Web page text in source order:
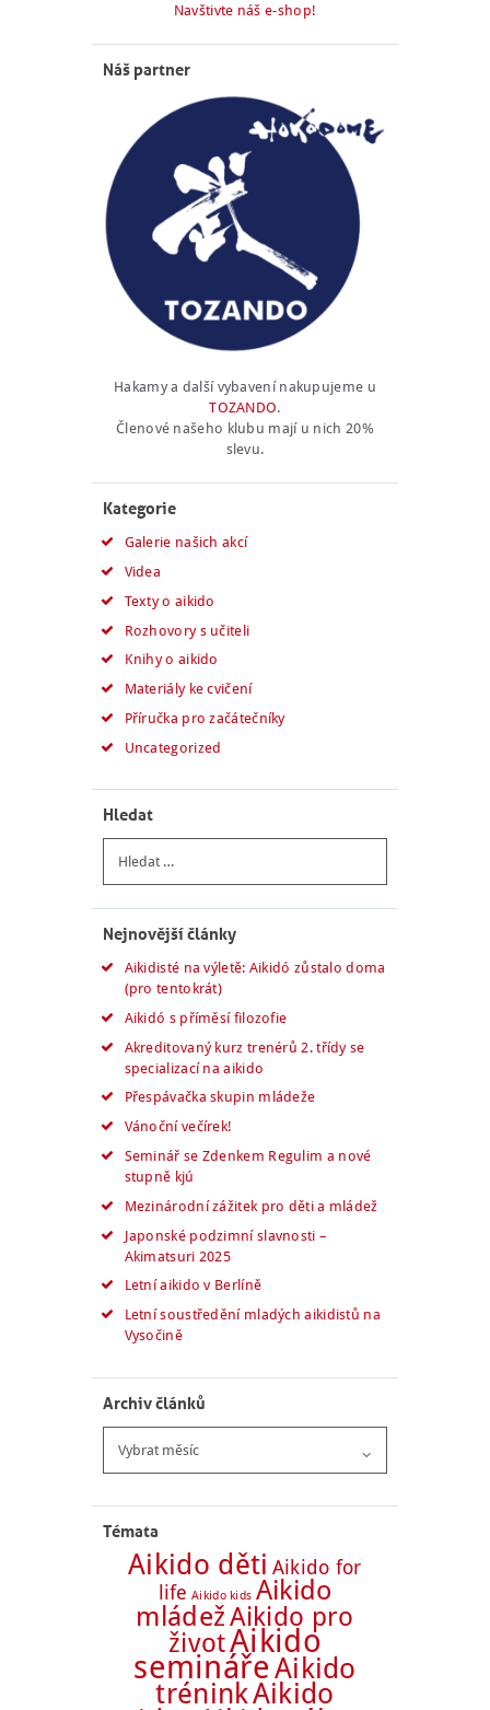
Navštivte náš e-shop!
Náš partner
Hakamy a další vybavení nakupujeme u
TOZANDO.
Členové našeho klubu mají u nich 20%
slevu.
Kategorie
Galerie našich akcí
Videa
Texty o aikido
Rozhovory s učiteli
Knihy o aikido
Materiály ke cvičení
Příručka pro začátečníky
Uncategorized
Hledat
Nejnovější články
Aikidisté na výletě: Aikidó zůstalo doma
(pro tentokrát)
Aikidó s příměsí filozofie
Akreditovaný kurz trenérů 2. třídy se
specializací na aikido
Přespávačka skupin mládeže
Vánoční večírek!
Seminář se Zdenkem Regulim a nové
stupně kjú
Mezinárodní zážitek pro děti a mládež
Japonské podzimní slavnosti –
Akimatsuri 2025
Letní aikido v Berlíně
Letní soustředění mladých aikidistů na
Vysočině
Archiv článků
článků
Témata
Aikido děti Aikido for
life Aikido kids Aikido
mládežAikido pro
životAikido
semináře Aikido
tréninkAikido